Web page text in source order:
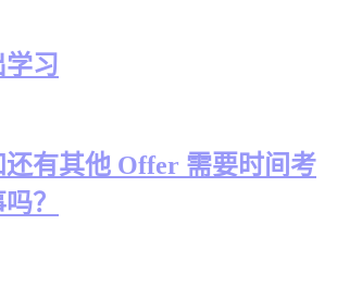
学习
还有其他 Offer 需要时间考
？